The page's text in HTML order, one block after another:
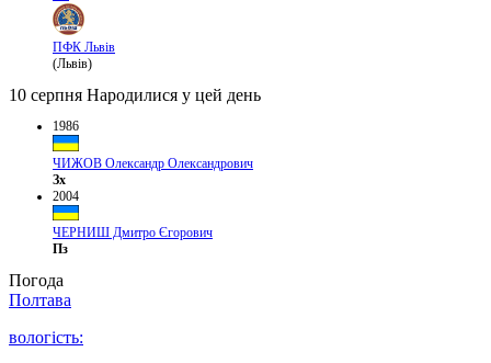
ПФК Львів
(Львів)
10 серпня Народилися у цей день
1986
ЧИЖОВ Олександр Олександрович
Зх
2004
ЧЕРНИШ Дмитро Єгорович
Пз
Погода
Полтава
вологість: